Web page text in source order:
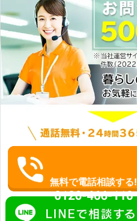
無料で電話相談する!
0120-466-110